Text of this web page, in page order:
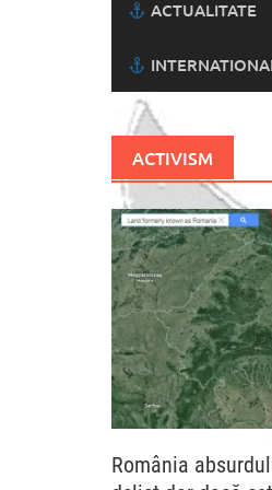
ACTUALITATE
ACTIVISM
România